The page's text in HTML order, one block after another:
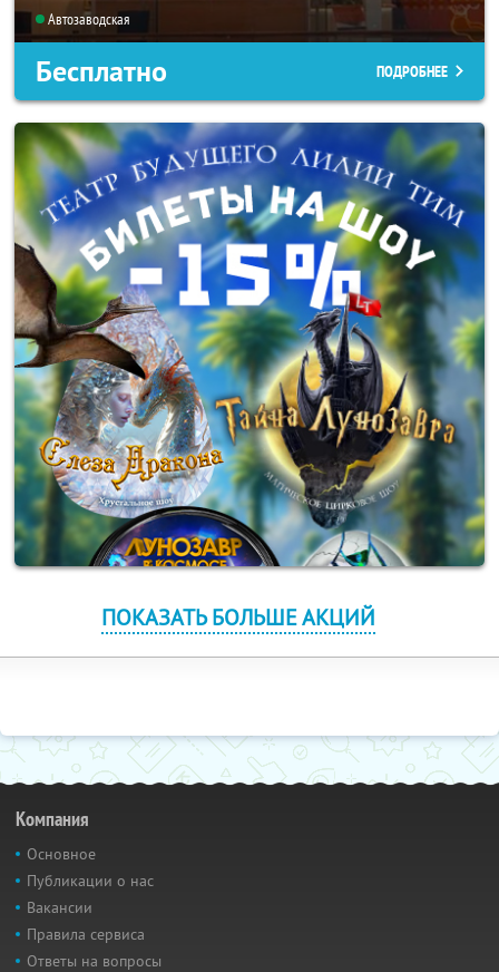
Автозаводская
Бесплатно ПОДРОБНЕЕ
ПОКАЗАТЬ БОЛЬШЕ АКЦИЙ
Компания
Основное
Публикации о нас
Вакансии
Правила сервиса
Ответы на вопросы